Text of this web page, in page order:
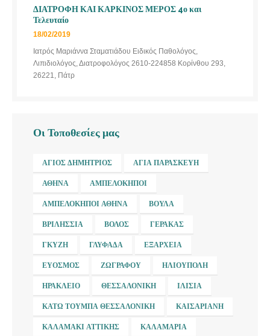
ΔΙΑΤΡΟΦΗ ΚΑΙ ΚΑΡΚΙΝΟΣ ΜΕΡΟΣ 4ο και
Τελευταίο
18/02/2019
Ιατρός Μαριάννα Σταματιάδου Ειδικός Παθολόγος,
Λιπιδιολόγος, Διατροφολόγος 2610-224858 Κορίνθου 293,
26221, Πάτρ
Οι Τοποθεσίες μας
ΆΓΙΟΣ ΔΗΜΉΤΡΙΟΣ ΑΓΊΑ ΠΑΡΑΣΚΕΥΉ
ΑΘΉΝΑ ΑΜΠΕΛΌΚΗΠΟΙ
ΑΜΠΕΛΌΚΗΠΟΙ ΑΘΉΝΑ ΒΟΎΛΑ
ΒΡΙΛΉΣΣΙΑ ΒΌΛΟΣ ΓΈΡΑΚΑΣ
ΓΚΎΖΗ ΓΛΥΦΆΔΑ ΕΞΆΡΧΕΙΑ
ΕΎΟΣΜΟΣ ΖΩΓΡΆΦΟΥ ΗΛΙΟΎΠΟΛΗ
ΗΡΆΚΛΕΙΟ ΘΕΣΣΑΛΟΝΊΚΗ ΙΛΊΣΙΑ
ΚΆΤΩ ΤΟΎΜΠΑ ΘΕΣΣΑΛΟΝΊΚΗ ΚΑΙΣΑΡΙΑΝΉ
ΚΑΛΑΜΆΚΙ ΑΤΤΙΚΉΣ ΚΑΛΑΜΑΡΙΆ